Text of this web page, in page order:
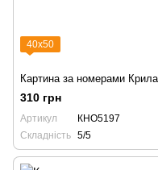
40х50
310 грн
Артикул
КНО5197
Складність 5/5